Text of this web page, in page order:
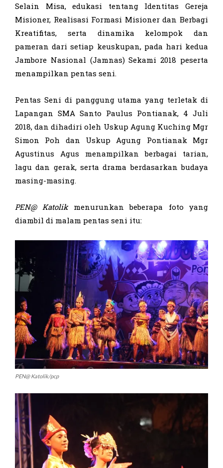
Selain Misa, edukasi tentang Identitas Gereja
Misioner, Realisasi Formasi Misioner dan Berbagi
Kreatifitas, serta dinamika kelompok dan
pameran dari setiap keuskupan, pada hari kedua
Jambore Nasional (Jamnas) Sekami 2018 peserta
menampilkan pentas seni.
Pentas Seni di panggung utama yang terletak di
Lapangan SMA Santo Paulus Pontianak, 4 Juli
2018, dan dihadiri oleh Uskup Agung Kuching Mgr
Simon Poh dan Uskup Agung Pontianak Mgr
Agustinus Agus menampilkan berbagai tarian,
lagu dan gerak, serta drama berdasarkan budaya
masing-masing.
PEN@ Katolikmenurunkan beberapa foto yang
diambil di malam pentas seni itu:
PEN@ Katolik/pcp